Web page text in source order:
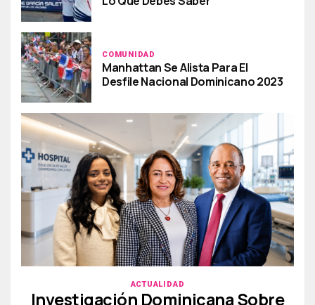
COMUNIDAD
Manhattan Se Alista Para El
Desfile Nacional Dominicano 2023
ACTUALIDAD
Investigación Dominicana Sobre